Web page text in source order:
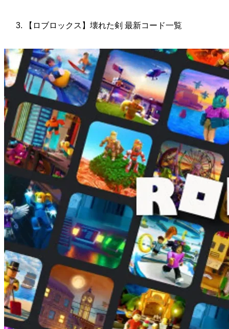
【ロブロックス】壊れた剣 最新コード一覧